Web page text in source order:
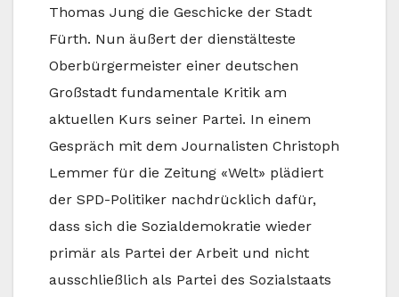
Thomas Jung die Geschicke der Stadt
Fürth. Nun äußert der dienstälteste
Oberbürgermeister einer deutschen
Großstadt fundamentale Kritik am
aktuellen Kurs seiner Partei. In einem
Gespräch mit dem Journalisten Christoph
Lemmer für die Zeitung «Welt» plädiert
der SPD-Politiker nachdrücklich dafür,
dass sich die Sozialdemokratie wieder
primär als Partei der Arbeit und nicht
ausschließlich als Partei des Sozialstaats